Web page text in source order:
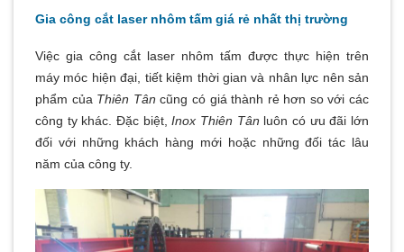
Gia công cắt laser nhôm tấm giá rẻ nhất thị trường
Việc gia công cắt laser nhôm tấm được thực hiện trên
máy móc hiện đại, tiết kiệm thời gian và nhân lực nên sản
phẩm của Thiên Tâncũng có giá thành rẻ hơn so với các
công ty khác. Đặc biệt,Inox Thiên Tân luôn có ưu đãi lớn
đối với những khách hàng mới hoặc những đối tác lâu
năm của công ty.